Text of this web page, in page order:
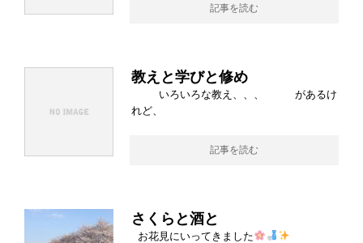
記事を読む
教えと学びと修め
いろいろな教え、、、 があるけ
れど、
記事を読む
さくらと酒と
お花見にいってきました